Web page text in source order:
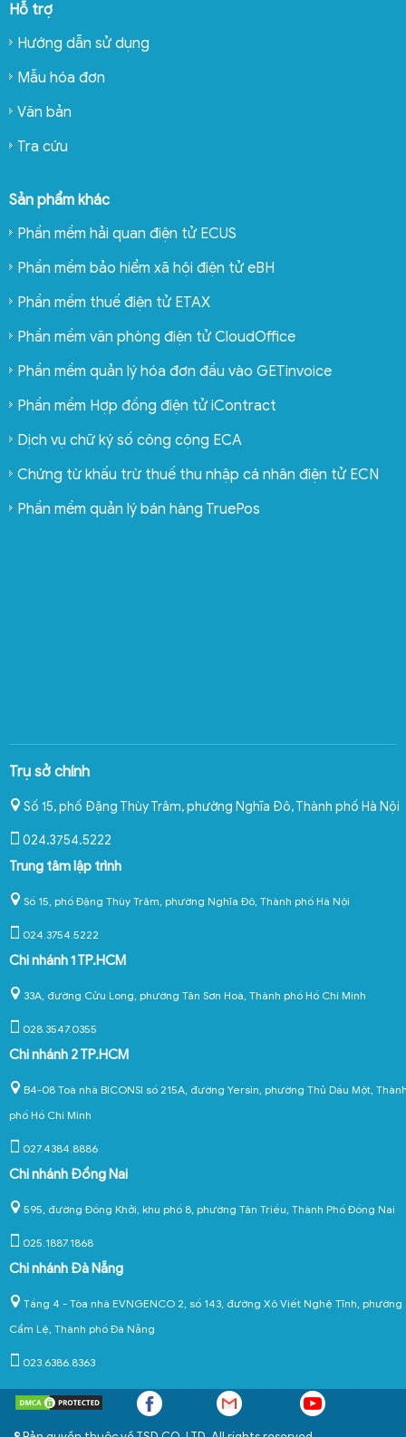
Hỗ trợ
Hướng dẫn sử dụng
Mẫu hóa đơn
Văn bản
Tra cứu
Sản phẩm khác
Phần mềm hải quan điện tử ECUS
Phần mềm bảo hiểm xã hội điện tử eBH
Phần mềm thuế điện tử ETAX
Phần mềm văn phòng điện tử CloudOffice
Phần mềm quản lý hóa đơn đầu vào GETinvoice
Phần mềm Hợp đồng điện tử iContract
Dịch vụ chữ ký số công cộng ECA
Chứng từ khấu trừ thuế thu nhập cá nhân điện tử ECN
Phần mềm quản lý bán hàng TruePos
Trụ sở chính
Số 15, phố Đặng Thùy Trâm, phường Nghĩa Đô,Thành phố Hà Nội
024.3754.5222
Trung tâm lập trình
Số 15, phố Đặng Thùy Trâm, phường Nghĩa Đô, Thành phố Hà Nội
024.3754.5222
Chi nhánh 1 TP.HCM
33A, đường Cửu Long, phường Tân Sơn Hoà, Thành phố Hồ Chí Minh
028.3547.0355
Chi nhánh 2 TP.HCM
B4-08 Toà nhà BICONSI số 215A, đường Yersin, phường Thủ Dầu Một,
phố Hồ Chí Minh
027.4384.8886
Chi nhánh Đồng Nai
595, đường Đồng Khởi, khu phố 8, phường Tân Triều, Thành Phố Đồng Nai
025.1887.1868
Chi nhánh Đà Nẵng
Tầng 4 - Tòa nhà EVNGENCO 2, số 143, đường Xô Viết Nghệ Tĩnh, phường
Cẩm Lệ, Thành phố Đà Nẵng
023.6386.8363